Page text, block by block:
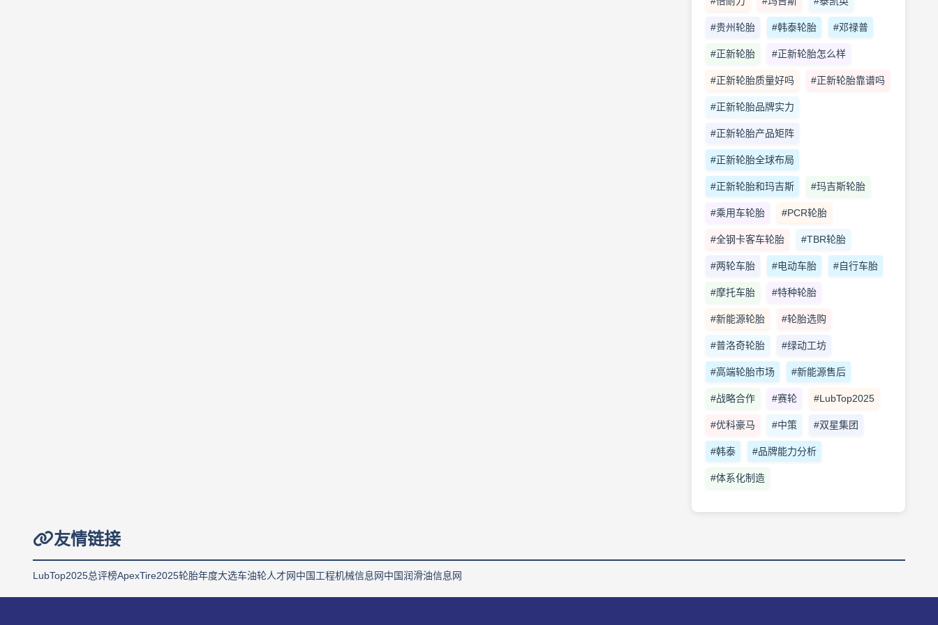
#贵州轮胎 #韩泰轮胎 #邓禄普
#正新轮胎 #正新轮胎怎么样
#正新轮胎质量好吗 #正新轮胎靠谱吗
#正新轮胎品牌实力
#正新轮胎产品矩阵
#正新轮胎全球布局
#正新轮胎和玛吉斯 #玛吉斯轮胎
#乘用车轮胎 #PCR轮胎
#全钢卡客车轮胎 #TBR轮胎
#两轮车胎 #电动车胎 #自行车胎
#摩托车胎 #特种轮胎
#新能源轮胎 #轮胎选购
#普洛奇轮胎 #绿动工坊
#高端轮胎市场 #新能源售后
#战略合作 #赛轮 #LubTop2025
#优科豪马 #中策 #双星集团
#韩泰 #品牌能力分析
#体系化制造
友情链接
LubTop2025总评榜ApexTire2025轮胎年度大选车油轮人才网中国工程机械信息网中国润滑油信息网